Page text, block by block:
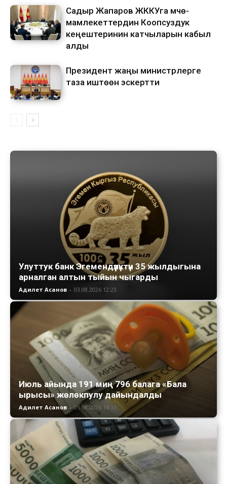
Садыр Жапаров ЖККУга мүчө-
мамлекеттердин Коопсуздук
кеңештеринин катчыларын кабыл
алды
Президент жаңы министрлерге
таза иштөөнү эскертти
Улуттук банк Эгемендүүлүктүн 35 жылдыгына
арналган алтын тыйын чыгарды
Адилет Асанов - 03.08.2026 12:23
Июль айында 191 миң 796 балага «Бала
ырысы» жөлөкпулу дайындалды
Адилет Асанов - 05.08.2026 14:11